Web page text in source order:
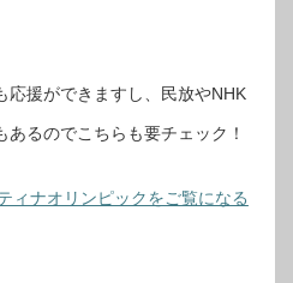
応援ができますし、民放やNHK
るのでこちらも要チェック！
ィナオリンピックをご覧になる